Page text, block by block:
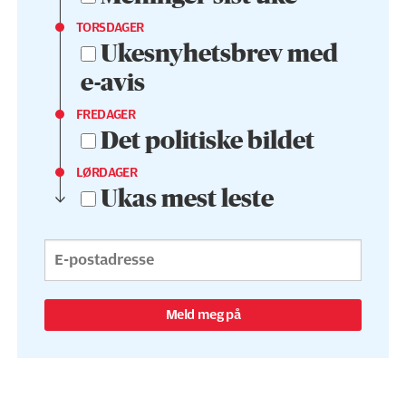
TORSDAGER
Ukesnyhetsbrev med
e-avis
FREDAGER
Det politiske bildet
LØRDAGER
Ukas mest leste
Meld meg på